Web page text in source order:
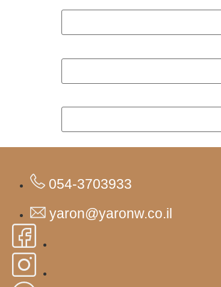
054-3703933
yaron@yaronw.co.il